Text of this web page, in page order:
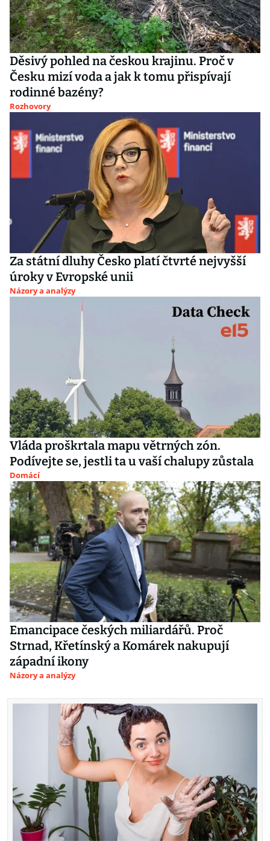
Děsivý pohled na českou krajinu. Proč v
Česku mizí voda a jak k tomu přispívají
rodinné bazény?
Rozhovory
Za státní dluhy Česko platí čtvrté nejvyšší
úroky v Evropské unii
Názory a analýzy
Vláda proškrtala mapu větrných zón.
Podívejte se, jestli ta u vaší chalupy zůstala
Domácí
Emancipace českých miliardářů. Proč
Strnad, Křetínský a Komárek nakupují
západní ikony
Názory a analýzy